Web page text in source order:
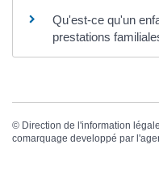
Qu'est-ce qu'un
prestations
© Direction de l'information
comarquage developpé par l'